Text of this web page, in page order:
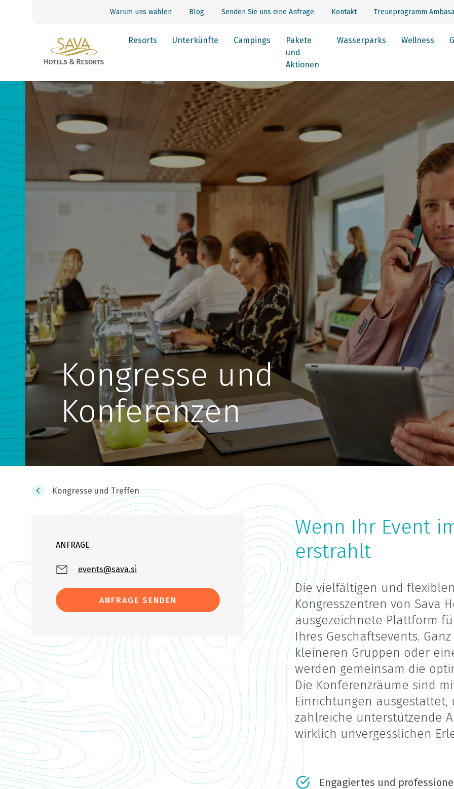
Warum uns wählen Blog Senden Sie uns eine Anfrage Kontakt Treueprogramm
Resorts Unterkünfte Campings
Pakete
und
Aktionen
Wasserparks Wellness
Kongresse und
Konferenzen
Kongresse und Treffen
Wenn Ihr Event
erstrahlt
Die vielfältigen und
Kongresszentren von Sava
ausgezeichnete Plattform
Ihres Geschäftsevents.
kleineren Gruppen oder
werden gemeinsam die
Die Konferenzräume sind
Einrichtungen
zahlreiche unterstützende
wirklich unvergesslichen
Engagiertes und
ANFRAGE
events@sava.si
ANFRAGE SENDEN